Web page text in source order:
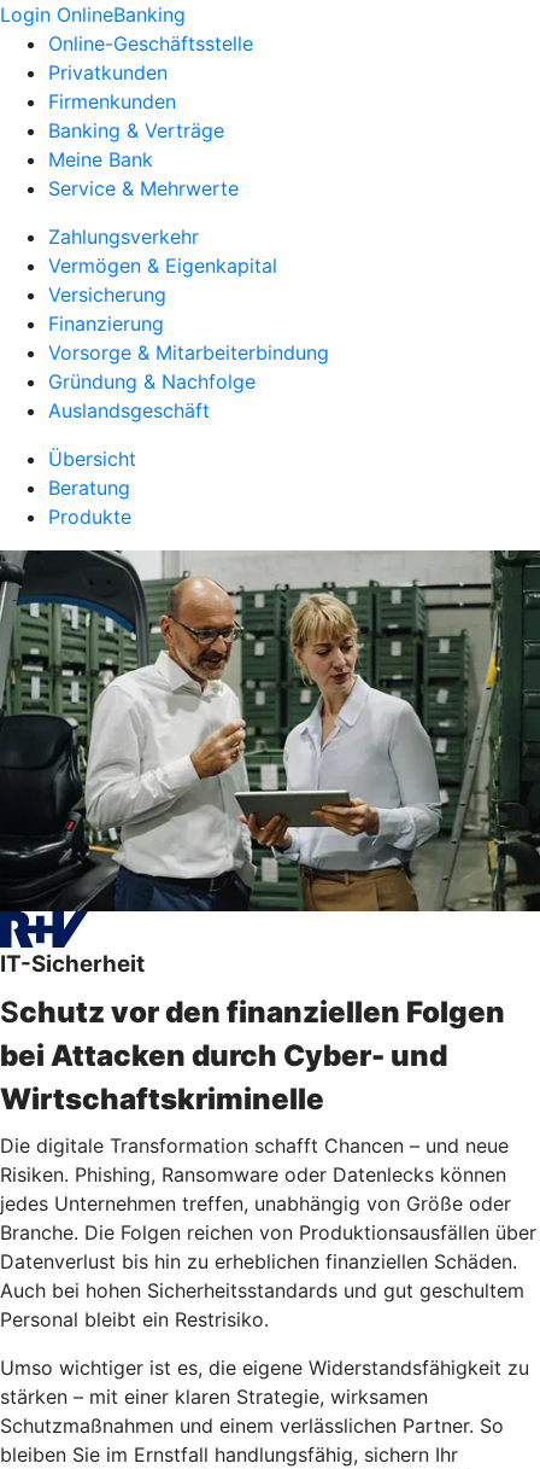
Login OnlineBanking
Online-Geschäftsstelle
Privatkunden
Firmenkunden
Banking & Verträge
Meine Bank
Service & Mehrwerte
Zahlungsverkehr
Vermögen & Eigenkapital
Versicherung
Finanzierung
Vorsorge & Mitarbeiterbindung
Gründung & Nachfolge
Auslandsgeschäft
Übersicht
Beratung
Produkte
IT-Sicherheit
Schutz vor den finanziellen Folgen
bei Attacken durch Cyber- und
Wirtschaftskriminelle
Die digitale Transformation schafft Chancen – und neue
Risiken. Phishing, Ransomware oder Datenlecks können
jedes Unternehmen treffen, unabhängig von Größe oder
Branche. Die Folgen reichen von Produktionsausfällen über
Datenverlust bis hin zu erheblichen finanziellen Schäden.
Auch bei hohen Sicherheitsstandards und gut geschultem
Personal bleibt ein Restrisiko.
Umso wichtiger ist es, die eigene Widerstandsfähigkeit zu
stärken – mit einer klaren Strategie, wirksamen
Schutzmaßnahmen und einem verlässlichen Partner. So
bleiben Sie im Ernstfall handlungsfähig, sichern Ihr